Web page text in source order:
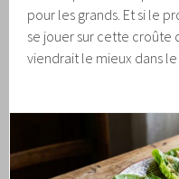
pour les grands. Et si le
se jouer sur cette croûte
viendrait le mieux dans